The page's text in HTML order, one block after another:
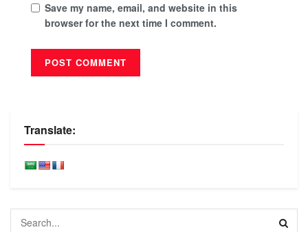
Save my name, email, and website in this
browser for the next time I comment.
Translate: